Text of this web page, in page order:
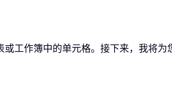
工作簿中的单元格。接下来，我将为